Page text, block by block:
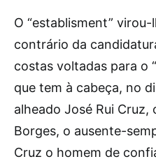
O “establisment”
contrário da
costas voltadas para o
que tem à cabeça, no
alheado José Rui
Borges, o ausente-
Cruz o homem de